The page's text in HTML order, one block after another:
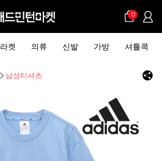
0
라켓 의류 신발 가방 셔틀콕
남성티셔츠